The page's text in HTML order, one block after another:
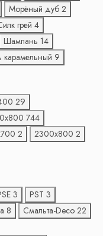
Морёный дуб 2
грей 4
Шампань 14
карамельный 9
29
744
2 2300х800 2
3 PST 3
8 Смальта-Deco 22